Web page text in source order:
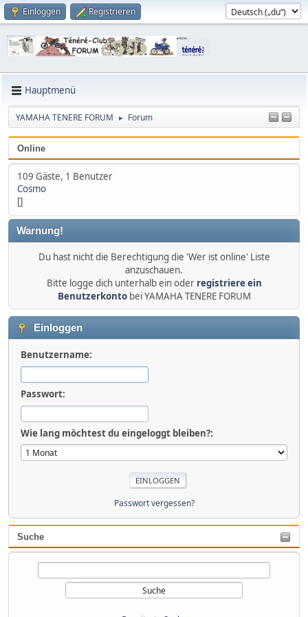
Einloggen Registrieren
Hauptmenü
YAMAHA TENERE FORUM ► Forum
Suche
Online
109 Gäste, 1 Benutzer
Cosmo
[]
Warnung!
Du hast nicht die Berechtigung die 'Wer ist online' Liste
anzuschauen.
Bitte logge dich unterhalb ein oder registriere ein
Benutzerkontobei YAMAHA TENERE FORUM
Einloggen
Benutzername:
Passwort:
Wie lang möchtest du eingeloggt bleiben?:
Passwort vergessen?